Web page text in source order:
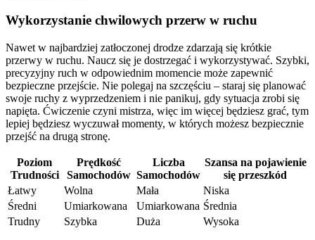
Wykorzystanie chwilowych przerw w ruchu
Nawet w najbardziej zatłoczonej drodze zdarzają się krótkie
przerwy w ruchu. Naucz się je dostrzegać i wykorzystywać. Szybki,
precyzyjny ruch w odpowiednim momencie może zapewnić
bezpieczne przejście. Nie polegaj na szczęściu – staraj się planować
swoje ruchy z wyprzedzeniem i nie panikuj, gdy sytuacja zrobi się
napięta. Ćwiczenie czyni mistrza, więc im więcej będziesz grać, tym
lepiej będziesz wyczuwał momenty, w których możesz bezpiecznie
przejść na drugą stronę.
Poziom
Trudności
Prędkość
Samochodów
Liczba
Samochodów
Szansa na pojawienie
się przeszkód
Łatwy
Wolna Mała
Niska
Średni
Umiarkowana Umiarkowana Średnia
Trudny
Szybka Duża Wysoka